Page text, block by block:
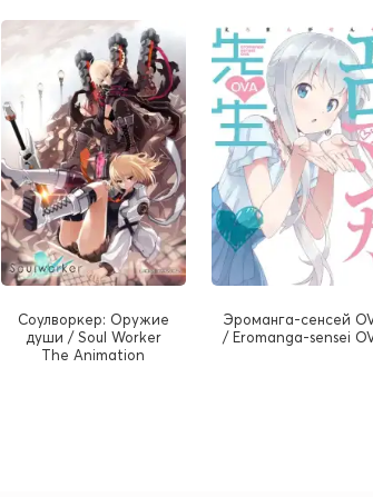
Соулворкер: Оружие
души / Soul Worker
The Animation
Эроманга-сенсей
/ Eromanga-sensei